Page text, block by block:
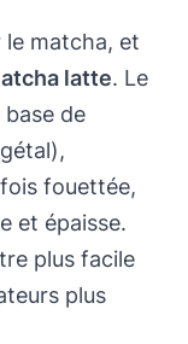
matcha, et
latte. Le
de
fouettée,
et épaisse.
plus facile
plus